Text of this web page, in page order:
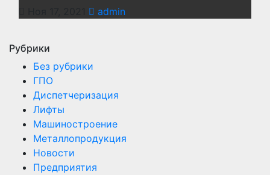
admin
Рубрики
Без рубрики
ГПО
Диспетчеризация
Лифты
Машиностроение
Металлопродукция
Новости
Предприятия